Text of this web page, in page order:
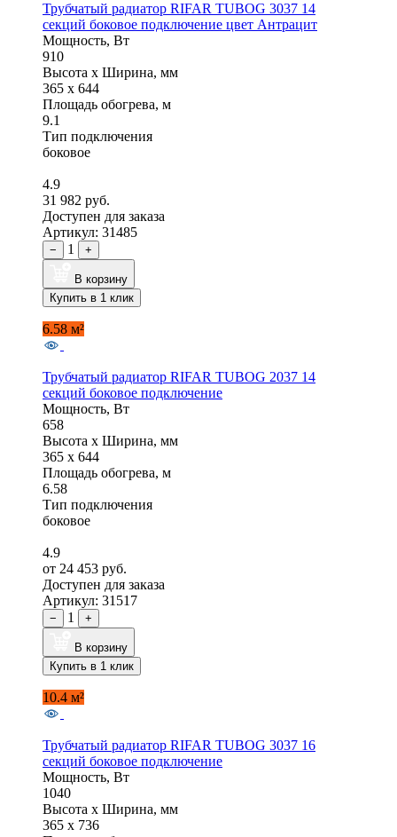
Трубчатый радиатор RIFAR TUBOG 3037 14
секций боковое подключение цвет Антрацит
Мощность, Вт
910
Высота x Ширина, мм
365 x 644
Площадь обогрева, м
9.1
Тип подключения
боковое
4.9
31 982 руб.
Доступен для заказа
Артикул: 31485
− 1 +
В корзину
Купить в 1 клик
6.58 м²
Трубчатый радиатор RIFAR TUBOG 2037 14
секций боковое подключение
Мощность, Вт
658
Высота x Ширина, мм
365 x 644
Площадь обогрева, м
6.58
Тип подключения
боковое
4.9
от 24 453 руб.
Доступен для заказа
Артикул: 31517
− 1 +
В корзину
Купить в 1 клик
10.4 м²
Трубчатый радиатор RIFAR TUBOG 3037 16
секций боковое подключение
Мощность, Вт
1040
Высота x Ширина, мм
365 x 736